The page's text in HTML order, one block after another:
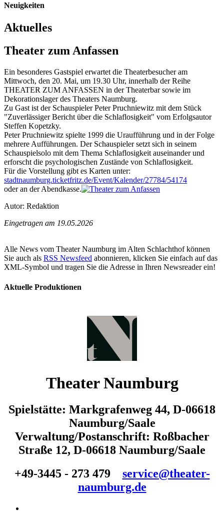
Neuigkeiten
Aktuelles
Theater zum Anfassen
Ein besonderes Gastspiel erwartet die Theaterbesucher am
Mittwoch, den 20. Mai, um 19.30 Uhr, innerhalb der Reihe
THEATER ZUM ANFASSEN in der Theaterbar sowie im
Dekorationslager des Theaters Naumburg.
Zu Gast ist der Schauspieler Peter Pruchniewitz mit dem Stück
"Zuverlässiger Bericht über die Schlaflosigkeit" vom Erfolgsautor
Steffen Kopetzky.
Peter Pruchniewitz spielte 1999 die Uraufführung und in der Folge
mehrere Aufführungen. Der Schauspieler setzt sich in seinem
Schauspielsolo mit dem Thema Schlaflosigkeit auseinander und
erforscht die psychologischen Zustände von Schlaflosigkeit.
Für die Vorstellung gibt es Karten unter:
stadtnaumburg.ticketfritz.de/Event/Kalender/27784/54174
oder an der Abendkasse.
Autor: Redaktion
Eingetragen am 19.05.2026
Alle News vom Theater Naumburg im Alten Schlachthof können
Sie auch als RSS Newsfeed abonnieren, klicken Sie einfach auf das
XML-Symbol und tragen Sie die Adresse in Ihren Newsreader ein!
Aktuelle Produktionen
Theater Naumburg
Spielstätte: Markgrafenweg 44, D-06618
Naumburg/Saale
Verwaltung/Postanschrift: Roßbacher
Straße 12, D-06618 Naumburg/Saale
+49-3445 - 273 479
service@theater-
naumburg.de